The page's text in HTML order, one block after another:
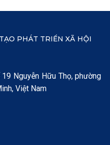
PHÁT TRIỂN XÃ HỘI
Nguyễn Hữu Thọ, phường
Việt Nam